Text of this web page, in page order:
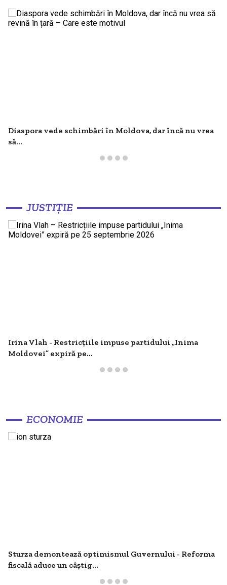
Diaspora vede schimbări în Moldova, dar încă nu vrea
să...
JUSTIȚIE
Irina Vlah - Restricțiile impuse partidului „Inima
Moldovei” expiră pe...
ECONOMIE
Sturza demontează optimismul Guvernului - Reforma
fiscală aduce un câștig...